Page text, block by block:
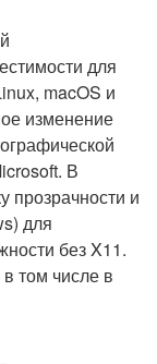
для
macOS и
изменение
В
прозрачности и
для
без X11.
том числе в